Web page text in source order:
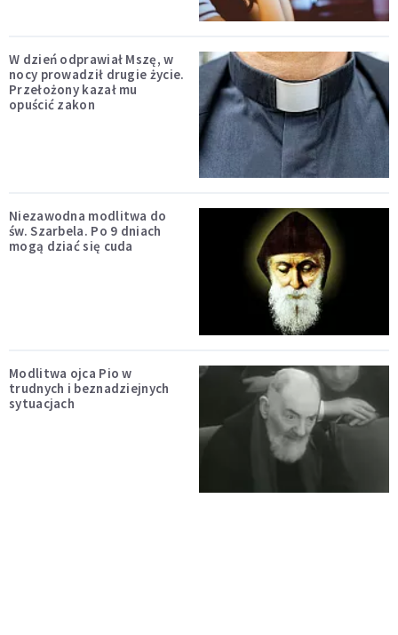
W dzień odprawiał Mszę, w
nocy prowadził drugie życie.
Przełożony kazał mu
opuścić zakon
Niezawodna modlitwa do
św. Szarbela. Po 9 dniach
mogą dziać się cuda
Modlitwa ojca Pio w
trudnych i beznadziejnych
sytuacjach